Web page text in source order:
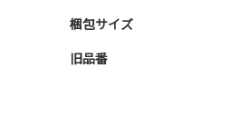
梱包サイズ
旧品番